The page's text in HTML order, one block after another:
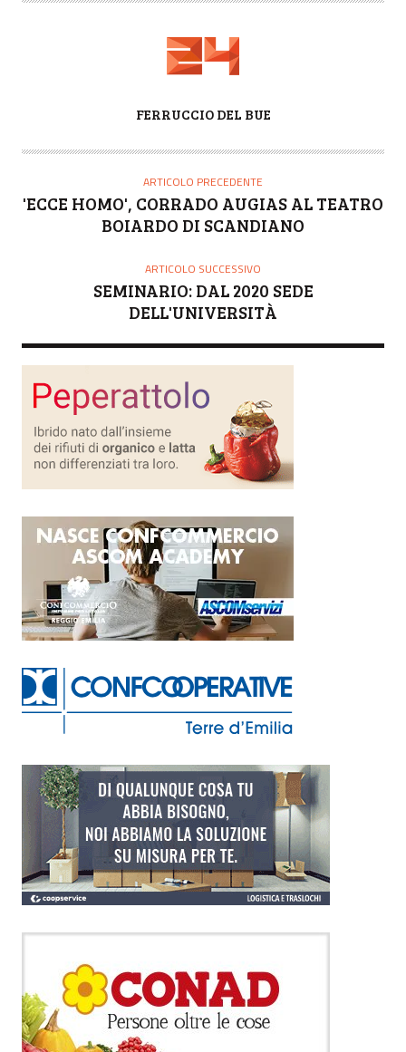
T
R
FERRUCCIO DEL BUE
ARTICOLO PRECEDENTE
'ECCE HOMO', CORRADO AUGIAS AL TEATRO
BOIARDO DI SCANDIANO
ARTICOLO SUCCESSIVO
SEMINARIO: DAL 2020 SEDE
DELL'UNIVERSITÀ